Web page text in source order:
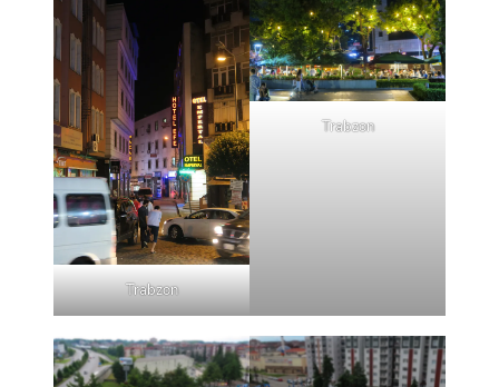
Trabzon
Trabzon